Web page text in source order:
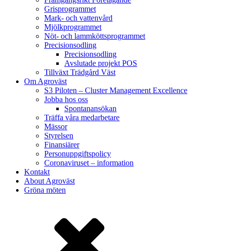
Grisprogrammet
Mark- och vattenvård
Mjölkprogrammet
Nöt- och lammköttsprogrammet
Precisionsodling
Precisionsodling
Avslutade projekt POS
Tillväxt Trädgård Väst
Om Agroväst
S3 Piloten – Cluster Management Excellence
Jobba hos oss
Spontanansökan
Träffa våra medarbetare
Mässor
Styrelsen
Finansiärer
Personuppgiftspolicy
Coronaviruset – information
Kontakt
About Agroväst
Gröna möten